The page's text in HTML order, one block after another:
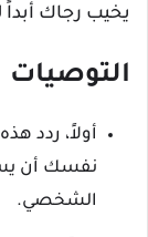
يخيب رجاك
التوصيات
أولاً، ردد
نفسك أن
الشخصي.